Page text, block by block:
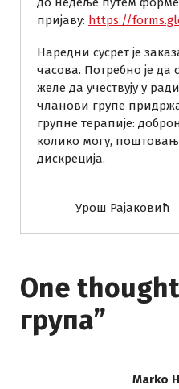
пријаву: https://
Наредни сусрет је
часова. Потребно је да
желе да учествују у
чланови групе
групне терапије:
колико могу,
дискреција.
Урош Рајаковић
One
група”
Marko